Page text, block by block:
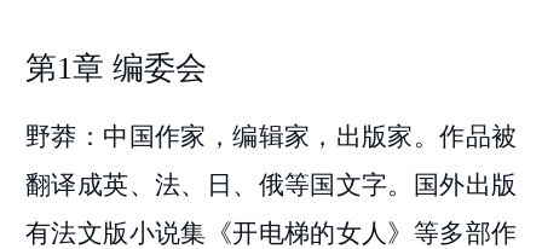
第1章 编委会